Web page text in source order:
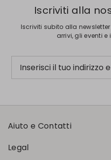
Iscriviti alla
Iscriviti subito alla
arrivi, gli eventi
Inserisci il tuo indirizzo
Aiuto e Contatti
Legal